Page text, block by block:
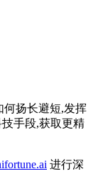
何扬长避短,发挥
手段,获取更精
进行深